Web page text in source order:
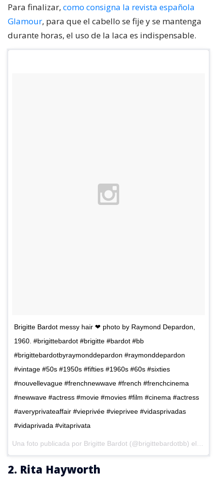
Para finalizar, como consigna la revista española
Glamour, para que el cabello se fije y se mantenga
durante horas, el uso de la laca es indispensable.
Brigitte Bardot messy hair ❤ photo by Raymond Depardon,
1960. #brigittebardot #brigitte #bardot #bb
#brigittebardotbyraymonddepardon #raymonddepardon
#vintage #50s #1950s #fifties #1960s #60s #sixties
#nouvellevague #frenchnewwave #french #frenchcinema
#newwave #actress #movie #movies #film #cinema #actress
#averyprivateaffair #vieprivée #vieprivee #vidasprivadas
#vidaprivada #vitaprivata
2. Rita Hayworth